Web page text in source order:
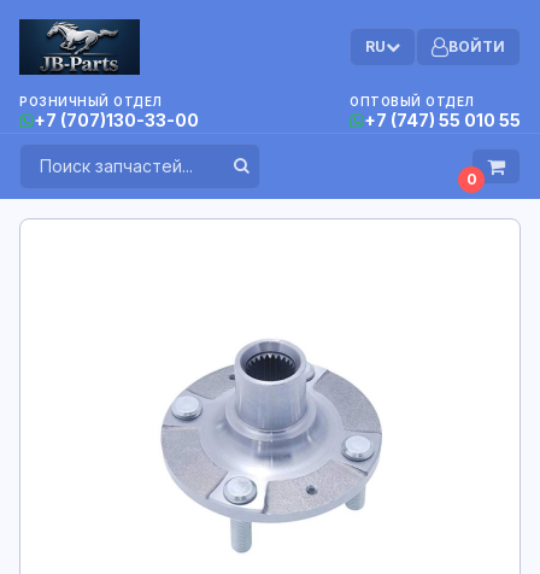
RU ВОЙТИ
РОЗНИЧНЫЙ ОТДЕЛ
+7 (707)130-33-00
ОПТОВЫЙ ОТДЕЛ
+7 (747) 55 010 55
0